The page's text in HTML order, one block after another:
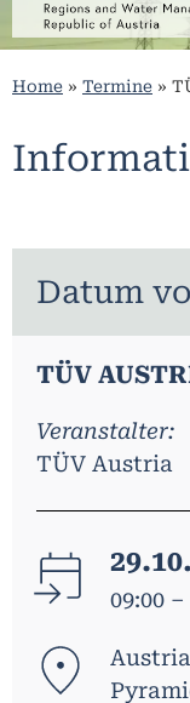
Home » Termine »
Datum
TÜV
Veranstalter:
TÜV Austria
09:00